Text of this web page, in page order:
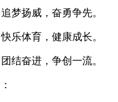
扬威，奋勇争先。
体育，健康成长。
奋进，争创一流。